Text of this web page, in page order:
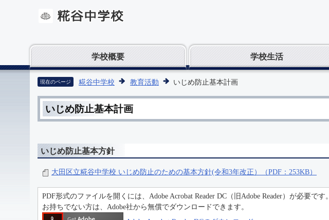
学校概要 学校生活
現在のページ 糀谷中学校 教育活動 いじめ防止基本計画
いじめ防止基本計画
いじめ防止基本方針
大田区立糀谷中学校 いじめ防止のための基本方針(令和3年改正）（PDF：253KB）
PDF形式のファイルを開くには、Adobe Acrobat Reader DC（旧Adobe Reader）が必要です。
お持ちでない方は、Adobe社から無償でダウンロードできます。